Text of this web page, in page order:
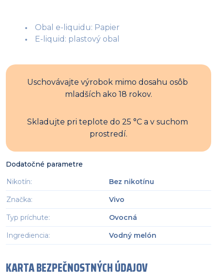
Obal e-liquidu: Papier
E-liquid: plastový obal
Uschovávajte výrobok mimo dosahu osôb
mladších ako 18 rokov.
Skladujte pri teplote do 25 °C a v suchom
prostredí.
Dodatočné parametre
Nikotín: Bez nikotínu
Značka: Vivo
Typ príchute: Ovocná
Ingrediencia: Vodný melón
KARTA BEZPEČNOSTNÝCH ÚDAJOV